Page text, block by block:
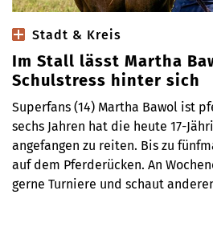
Stadt & Kreis
Im Stall lässt Martha
Schulstress hinter sich
Superfans (14) Martha Bawol ist
sechs Jahren hat die heute 17-
angefangen zu reiten. Bis zu
auf dem Pferderücken. An
gerne Turniere und schaut